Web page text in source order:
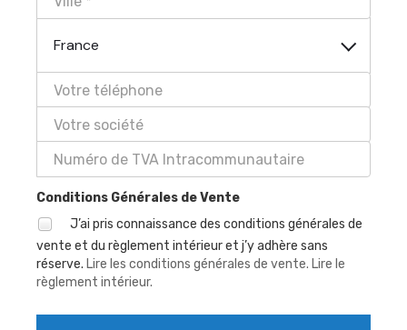
France
Conditions Générales de Vente
J’ai pris connaissance des conditions générales de
vente et du règlement intérieur et j’y adhère sans
réserve. Lire les conditions générales de vente. Lire le
règlement intérieur.